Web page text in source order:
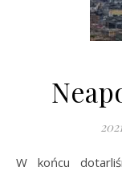
W końcu dotarliśmy do Neapolu 😁. Tradycyjnie z